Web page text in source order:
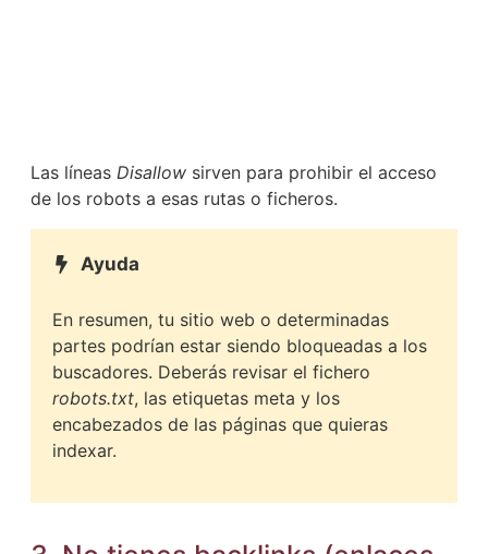
Las líneas Disallow sirven para prohibir el acceso
de los robots a esas rutas o ficheros.
Ayuda
En resumen, tu sitio web o determinadas
partes podrían estar siendo bloqueadas a los
buscadores. Deberás revisar el fichero
robots.txt, las etiquetas meta y los
encabezados de las páginas que quieras
indexar.